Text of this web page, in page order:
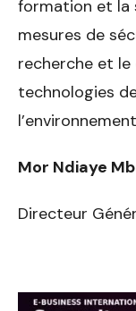
formation et la
mesures de
recherche et le
technologies
Mor Ndiaye
Directeur